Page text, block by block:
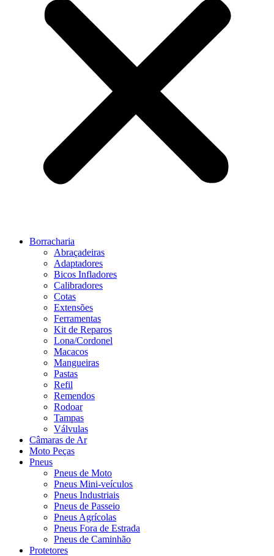
Borracharia
Abraçadeiras
Adaptadores
Bicos Infladores
Calibradores
Cotas
Extensões
Ferramentas
Kit de Reparos
Lona/Cordonel
Macacos
Mangueiras
Pastas
Refil
Remendos
Rodoar
Tampas
Válvulas
Câmaras de Ar
Moto Peças
Pneus
Pneus de Moto
Pneus Mini-veículos
Pneus Industriais
Pneus de Passeio
Pneus Agrícolas
Pneus Fora de Estrada
Pneus de Caminhão
Protetores